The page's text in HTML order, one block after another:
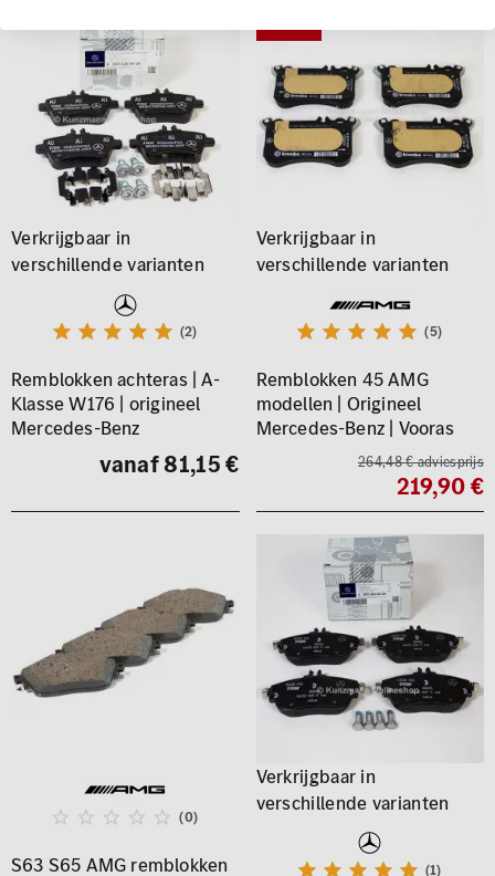
(2)
Remblokken achteras | A-
Klasse W176 | origineel
Mercedes-Benz
vanaf 81,15 €
(5)
Remblokken 45 AMG
modellen | Origineel
Mercedes-Benz | Vooras
264,48 € adviesprijs
219,90 €
(0)
S63 S65 AMG remblokken
(1)